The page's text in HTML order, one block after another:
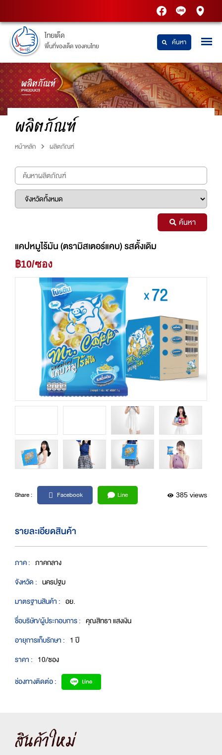
PTT
PTT
ไทยเด็ด
พื้นที่ของเด็ด ของคนไทย ค้นหา
ผลิตภัณฑ์
หน้าหลัก ผลิตภัณฑ์
ค้นหา
แคปหมูไร้มัน (ตรามิสเตอร์แคบ) รสดั้งเดิม
฿10/ซอง
Share : Facebook Line 385 views
รายละเอียดสินค้า
ภาค : ภาคกลาง
จังหวัด : นครปฐม
มาตรฐานสินค้า : อย.
ชื่อบริษัท/ผู้ประกอบการ : คุณสิทธา แสงเงิน
อายุการเก็บรักษา : 1 ปี
ราคา : 10/ซอง
ช่องทางติดต่อ :
สินค้าใหม่